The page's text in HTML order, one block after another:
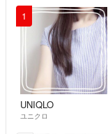
1
UNIQLO
ユニクロ